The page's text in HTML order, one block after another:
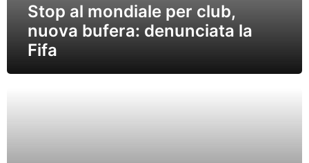
Stop al mondiale per club,
nuova bufera: denunciata la
Fifa